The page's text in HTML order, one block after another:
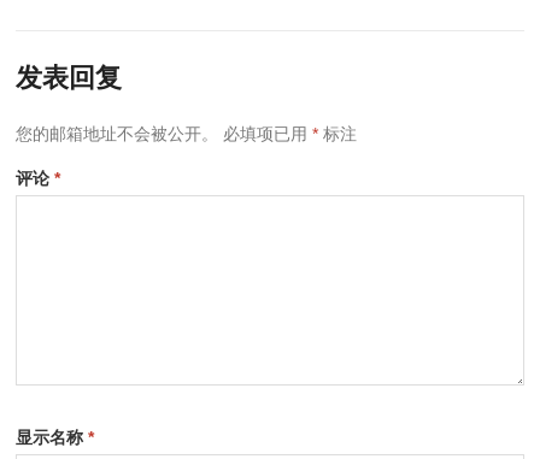
发表回复
您的邮箱地址不会被公开。 必填项已用* 标注
评论*
显示名称*